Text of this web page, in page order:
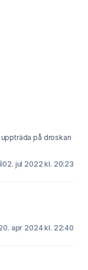
på droskan
02. jul 2022 kl. 20:23
apr 2024 kl. 22:40